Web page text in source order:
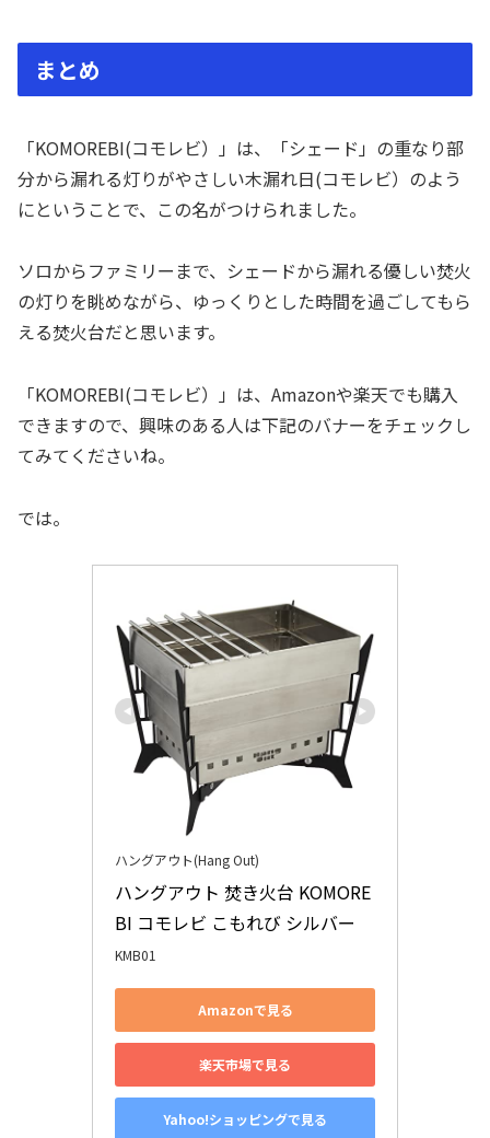
まとめ
「KOMOREBI(コモレビ）」は、「シェード」の重なり部
分から漏れる灯りがやさしい木漏れ日(コモレビ）のよう
にということで、この名がつけられました。
ソロからファミリーまで、シェードから漏れる優しい焚火
の灯りを眺めながら、ゆっくりとした時間を過ごしてもら
える焚火台だと思います。
「KOMOREBI(コモレビ）」は、Amazonや楽天でも購入
できますので、興味のある人は下記のバナーをチェックし
てみてくださいね。
では。
ハングアウト(Hang Out)
ハングアウト 焚き火台 KOMORE
BI コモレビ こもれび シルバー
KMB01
Amazonで見る
楽天市場で見る
Yahoo!ショッピングで見る